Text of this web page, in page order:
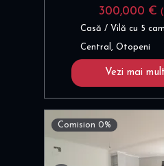
300,000 €
Casă / Vilă cu 5
Central, Otopeni
Vezi mai
Comision 0%